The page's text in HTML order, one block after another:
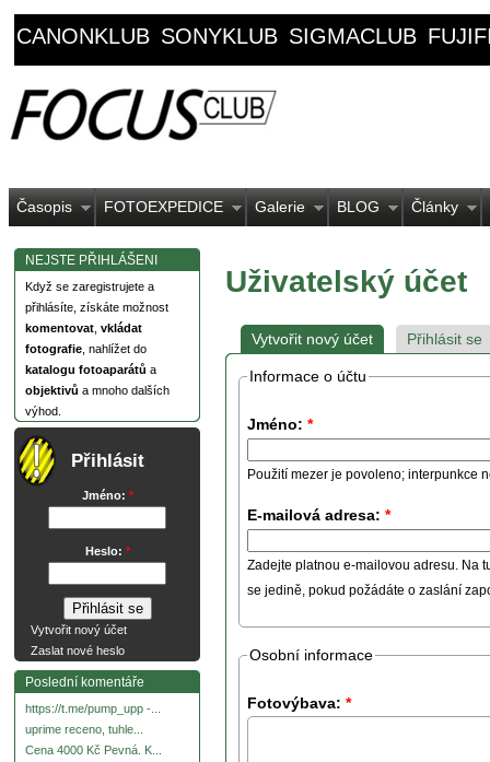
CANONKLUB SONYKLUB SIGMACLUB
Časopis FOTOEXPEDICE Galerie BLOG Články
NEJSTE PŘIHLÁŠENI
Když se zaregistrujete a
přihlásíte, získáte možnost
komentovat vkládat
fotografie , nahlížet do
katalogu fotoaparátů a
objektivů a mnoho dalších
výhod.
Přihlásit
Jméno: *
Heslo: *
Vytvořit nový účet
Zaslat nové heslo
Poslední komentáře
https://t.me/pump_upp -...
uprime receno, tuhle...
Cena 4000 Kč Pevná. K...
Uživatelský účet
Vytvořit nový účet Přihlásit se
Informace o účtu
Jméno: *
Použití mezer je povoleno; interpunkce
E-mailová adresa: *
Zadejte platnou e-mailovou adresu. Na
se jedině, pokud požádáte o zaslání
Osobní informace
Fotovýbava: *